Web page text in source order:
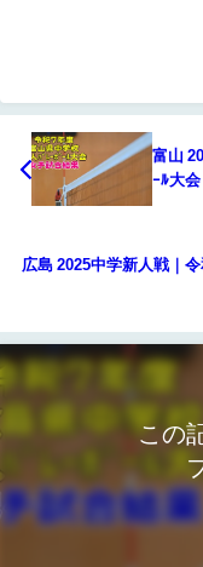
富山
ｰﾙ大
広島 2025中学新人戦｜
この